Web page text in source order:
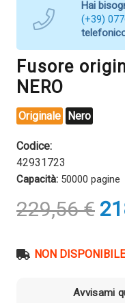
Hai
(+39)
Fusore
NERO
Originale Nero
Codice:
42931723
Capacità: 50000 pagine
229,56€ Il
NON
Avvisami